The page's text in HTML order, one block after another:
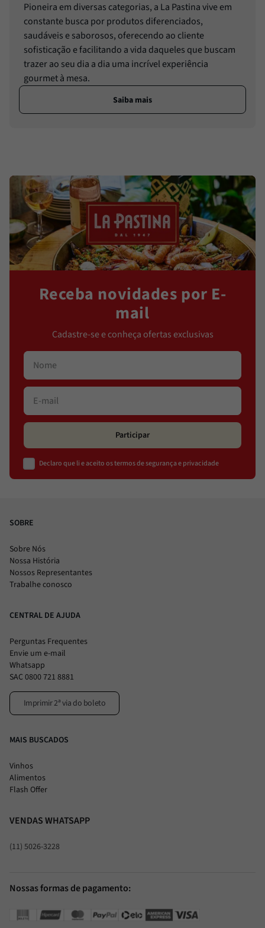
Pioneira em diversas categorias, a La Pastina vive em
constante busca por produtos diferenciados,
saudáveis e saborosos, oferecendo ao cliente
sofisticação e facilitando a vida daqueles que buscam
trazer ao seu dia a dia uma incrível experiência
gourmet à mesa.
Saiba mais
Receba novidades por E-
mail
Cadastre-se e conheça ofertas exclusivas
Participar
Declaro que li e aceito os termos de segurança e privacidade
SOBRE
Sobre Nós
Nossa História
Nossos Representantes
Trabalhe conosco
CENTRAL DE AJUDA
Perguntas Frequentes
Envie um e-mail
Whatsapp
SAC 0800 721 8881
Imprimir 2ª via do boleto
MAIS BUSCADOS
Vinhos
Alimentos
Flash Offer
VENDAS WHATSAPP
(11) 5026-3228
Nossas formas de pagamento: